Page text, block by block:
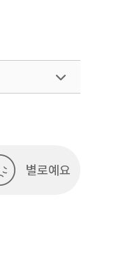
별로예요